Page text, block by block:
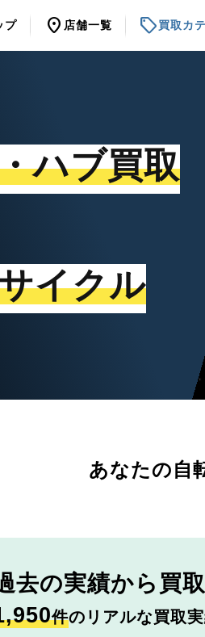
プ location_on 店舗一覧 sell買取カ
ハブ買取
イクル
あなたの自
去の実績から 買
件のリアルな買取